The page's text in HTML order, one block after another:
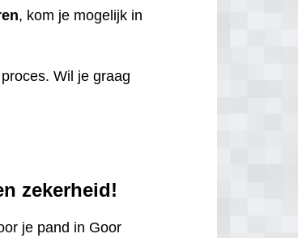
, kom je mogelijk in
Wil je graag
zekerheid!
je pand in Goor